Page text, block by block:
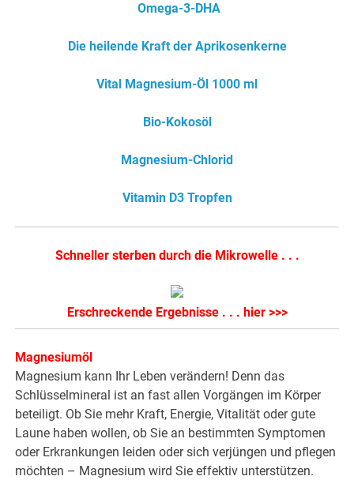
Omega-3-DHA
Die heilende Kraft der Aprikosenkerne
Vital Magnesium-Öl 1000 ml
Bio-Kokosöl
Magnesium-Chlorid
Vitamin D3 Tropfen
Schneller sterben durch die Mikrowelle . . .
Erschreckende Ergebnisse . . . hier >>>
Magnesiumöl
Magnesium kann Ihr Leben verändern! Denn das
Schlüsselmineral ist an fast allen Vorgängen im Körper
beteiligt. Ob Sie mehr Kraft, Energie, Vitalität oder gute
Laune haben wollen, ob Sie an bestimmten Symptomen
oder Erkrankungen leiden oder sich verjüngen und pflegen
möchten – Magnesium wird Sie effektiv unterstützen.